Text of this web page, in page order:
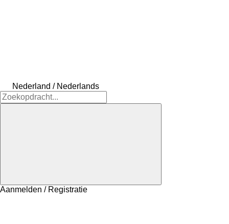
Nederland / Nederlands
Aanmelden / Registratie